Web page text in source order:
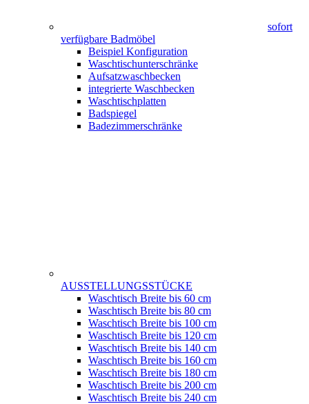
sofort
verfügbare Badmöbel
Beispiel Konfiguration
Waschtischunterschränke
Aufsatzwaschbecken
integrierte Waschbecken
Waschtischplatten
Badspiegel
Badezimmerschränke
AUSSTELLUNGSSTÜCKE
Waschtisch Breite bis 60 cm
Waschtisch Breite bis 80 cm
Waschtisch Breite bis 100 cm
Waschtisch Breite bis 120 cm
Waschtisch Breite bis 140 cm
Waschtisch Breite bis 160 cm
Waschtisch Breite bis 180 cm
Waschtisch Breite bis 200 cm
Waschtisch Breite bis 240 cm